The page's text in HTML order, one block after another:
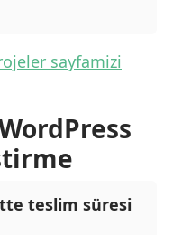
sayfamizi
teslim süresi